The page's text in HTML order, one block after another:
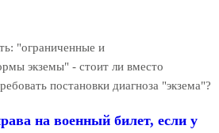
"ограниченные и
экземы" - стоит ли вместо
постановки диагноза "экзема"?
на военный билет, если у